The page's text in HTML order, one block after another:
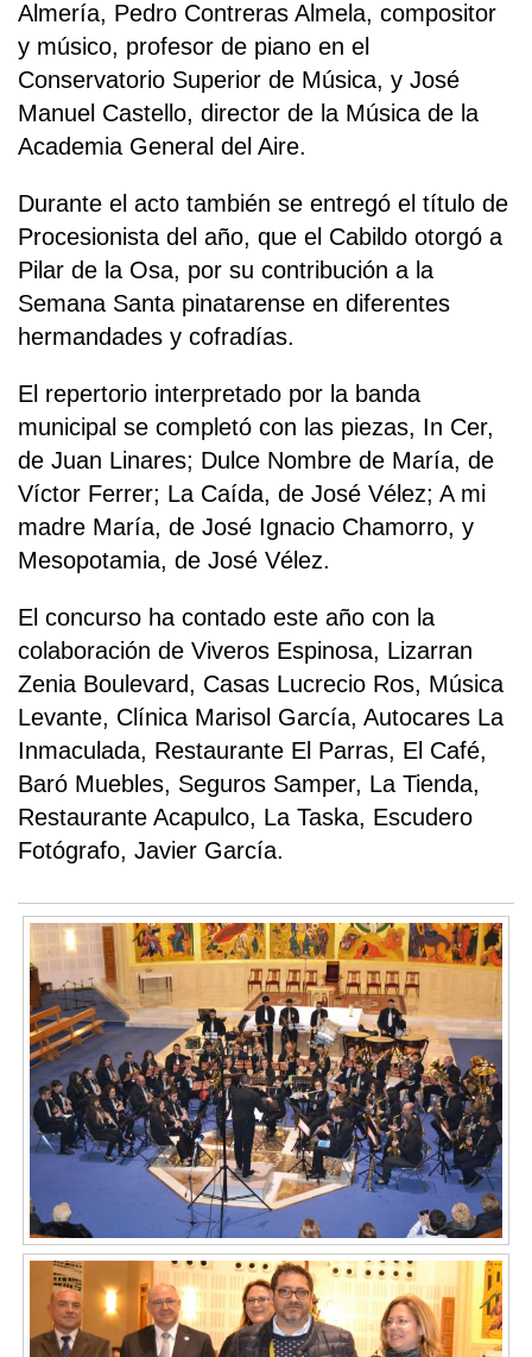
Almería, Pedro Contreras Almela, compositor
y músico, profesor de piano en el
Conservatorio Superior de Música, y José
Manuel Castello, director de la Música de la
Academia General del Aire.
Durante el acto también se entregó el título de
Procesionista del año, que el Cabildo otorgó a
Pilar de la Osa, por su contribución a la
Semana Santa pinatarense en diferentes
hermandades y cofradías.
El repertorio interpretado por la banda
municipal se completó con las piezas, In Cer,
de Juan Linares; Dulce Nombre de María, de
Víctor Ferrer; La Caída, de José Vélez; A mi
madre María, de José Ignacio Chamorro, y
Mesopotamia, de José Vélez.
El concurso ha contado este año con la
colaboración de Viveros Espinosa, Lizarran
Zenia Boulevard, Casas Lucrecio Ros, Música
Levante, Clínica Marisol García, Autocares La
Inmaculada, Restaurante El Parras, El Café,
Baró Muebles, Seguros Samper, La Tienda,
Restaurante Acapulco, La Taska, Escudero
Fotógrafo, Javier García.